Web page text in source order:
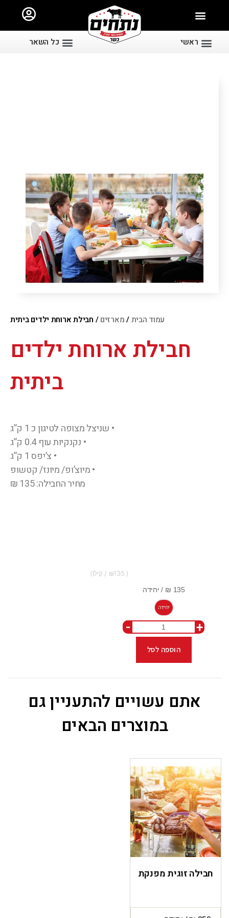
ראשי כל השאר
עמוד הבית/מארזים/ חבילת ארוחת ילדים ביתית
חבילת ארוחת ילדים
ביתית
• שניצל מצופה לטיגון כ 1 ק”ג
• נקנקיות עוף 0.4 ק”ג
• צ’יפס 1 ק”ג
• מיוצ’ופ/ מיונז/ קטשופ
מחיר החבילה: 135 ₪
135
יחידה
+
-
הוספה לסל
אתם עשויים להתעניין גם
במוצרים הבאים
חבילה זוגית מפנקת